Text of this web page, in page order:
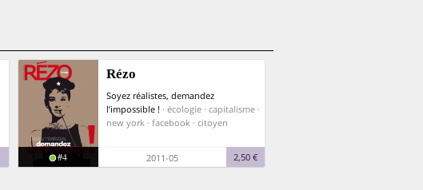
Rézo
Soyez réalistes, demandez
l’impossible ! · écologie · capitalisme ·
new york · facebook · citoyen
#4 2011-05 2,50 €